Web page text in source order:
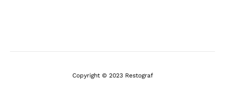
Copyright © 2023 Restograf